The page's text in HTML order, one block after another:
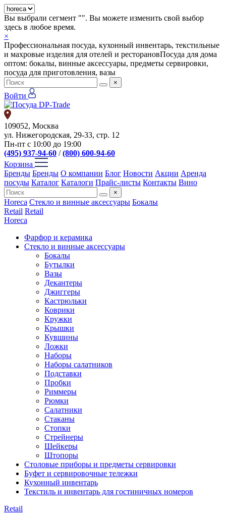
Вы выбрали сегмент "". Вы можете изменить свой выбор
здесь в любое время.
×
Профессиональная посуда, кухонный инвентарь, текстильные
и махровые изделия для отелей и ресторановПосуда для дома
оптом: бокалы, винные аксессуары, предметы сервировки,
посуда для приготовления, вазы
×
Войти
109052, Москва
ул. Нижегородская, 29-33, стр. 12
Пн-пт с 10:00 до 19:00
(495) 937-94-60 /(800) 600-94-60
Корзина
Бренды Бренды О компании Блог Новости Акции Аренда
посуды Каталог Каталоги Прайс-листы Контакты Вино
×
Horeca Стекло и винные аксессуары Бокалы
Retail Retail
Horeca
Фарфор и керамика
Стекло и винные аксессуары
Бокалы
Бутылки
Вазы
Декантеры
Джиггеры
Кастрюльки
Коврики
Кружки
Крышки
Кувшины
Ложки
Наборы
Наборы салатников
Подставки
Пробки
Риммеры
Рюмки
Салатники
Стаканы
Стопки
Стрейнеры
Шейкеры
Штопоры
Столовые приборы и предметы сервировки
Буфет и сервировочные тележки
Кухонный инвентарь
Текстиль и инвентарь для гостиничных номеров
Retail